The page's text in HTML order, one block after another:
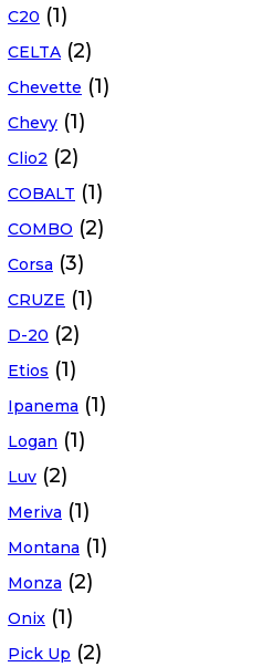
C20 (1)
CELTA (2)
Chevette (1)
Chevy (1)
Clio2 (2)
COBALT (1)
COMBO (2)
Corsa (3)
CRUZE (1)
D-20 (2)
Etios (1)
Ipanema (1)
Logan (1)
Luv (2)
Meriva (1)
Montana (1)
Monza (2)
Onix (1)
Pick Up (2)